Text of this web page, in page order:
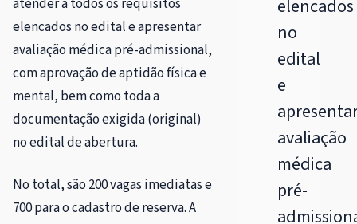
elencados
no
edital
e
avaliação
médica
pré-
elencados no edital e apresentar
avaliação médica pré-admissional,
com aprovação de aptidão física e
mental, bem como toda a
documentação exigida (original)
no edital de abertura.
No total, são 200 vagas imediatas e
700 para o cadastro de reserva. A